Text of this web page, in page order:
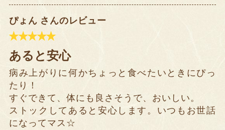
ぴょん さんのレビュー
あると安心
病み上がりに何かちょっと食べたいときにぴっ
たり！
すぐできて、体にも良さそうで、おいしい。
ストックしてあると安心します。いつもお世話
になってマス☆